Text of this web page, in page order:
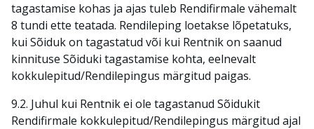
tagastamise kohas ja ajas tuleb Rendifirmale vähemalt
8 tundi ette teatada. Rendileping loetakse lõpetatuks,
kui Sõiduk on tagastatud või kui Rentnik on saanud
kinnituse Sõiduki tagastamise kohta, eelnevalt
kokkulepitud/Rendilepingus märgitud paigas.
9.2. Juhul kui Rentnik ei ole tagastanud Sõidukit
Rendifirmale kokkulepitud/Rendilepingus märgitud ajal